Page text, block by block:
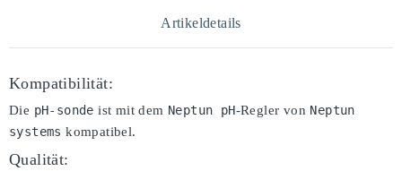
Artikeldetails
Kompatibilität:
Die pH-sonde ist mit dem Neptun pH-Regler von Neptun
systems kompatibel.
Qualität: